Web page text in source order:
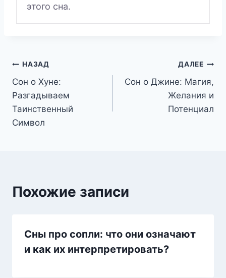
этого сна.
Навигация
по
записям
НАЗАД
Сон о Хуне:
Разгадываем
Таинственный
Символ
ДАЛЕЕ
Сон о Джине: Магия,
Желания и
Потенциал
Похожие записи
Сны про сопли: что они означают
и как их интерпретировать?